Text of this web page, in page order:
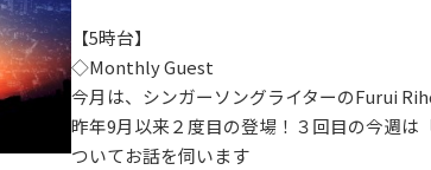
【5時台】
◇Monthly Guest
今月は、シンガーソングライターのFurui
昨年9月以来２度目の登場！３回目の今週は
ついてお話を伺います